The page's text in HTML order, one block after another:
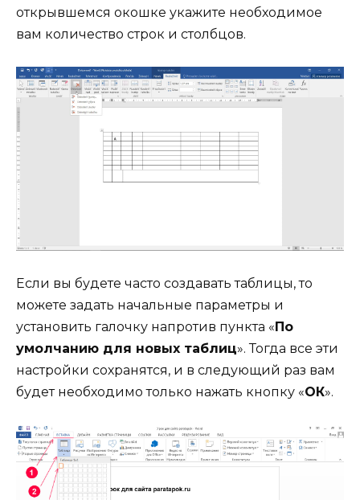
открывшемся окошке укажите необходимое
вам количество строк и столбцов.
Если вы будете часто создавать таблицы, то
можете задать начальные параметры и
установить галочку напротив пункта « По
умолчанию для новых таблиц». Тогда все эти
настройки сохранятся, и в следующий раз вам
будет необходимо только нажать кнопку «ОК».